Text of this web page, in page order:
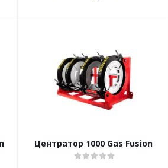
Центратор 1000 Gas Fusion